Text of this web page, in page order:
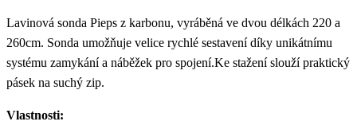
Lavinová sonda Pieps z karbonu, vyráběná ve dvou délkách 220 a
260cm. Sonda umožňuje velice rychlé sestavení díky unikátnímu
systému zamykání a náběžek pro spojení.Ke stažení slouží praktický
pásek na suchý zip.
Vlastnosti: